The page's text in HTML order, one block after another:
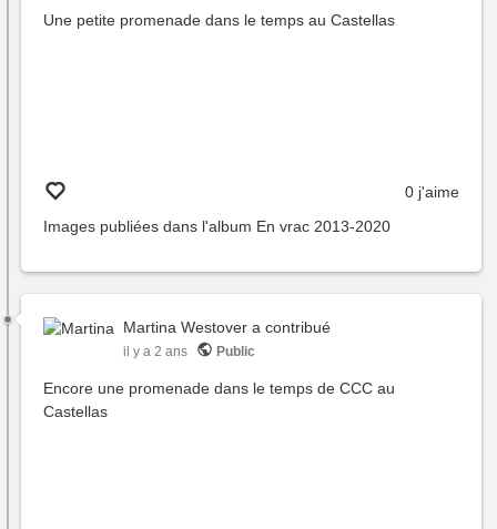
Une petite promenade dans le temps au Castellas
0 j'aime
Images publiées dans l'album En vrac 2013-2020
Martina Westover a contribué
il y a 2 ans Public
Encore une promenade dans le temps de CCC au
Castellas